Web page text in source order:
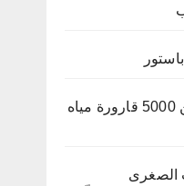
نابل: حجز أكثر من 5000 قارورة مياه
الصغرى